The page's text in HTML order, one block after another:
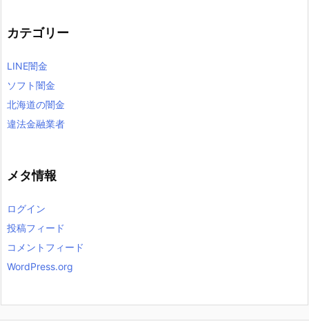
カテゴリー
LINE闇金
ソフト闇金
北海道の闇金
違法金融業者
メタ情報
ログイン
投稿フィード
コメントフィード
WordPress.org